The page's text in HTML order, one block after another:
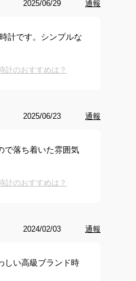
2025/06/29 通報
計です。シンプルな
計のおすすめは？
2025/06/23 通報
で落ち着いた雰囲気
計のおすすめは？
2024/02/03 通報
しい高級ブランド時